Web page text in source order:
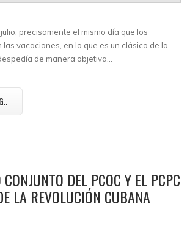
precisamente el mismo día que los
vacaciones, en lo que es un clásico de la
de manera objetiva…
DEL PCOC Y EL PCPC
LA REVOLUCIÓN CUBANA